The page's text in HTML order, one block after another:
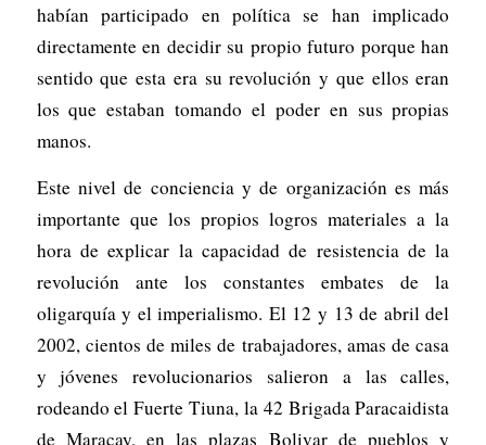
habían participado en política se han implicado
directamente en decidir su propio futuro porque han
sentido que esta era su revolución y que ellos eran
los que estaban tomando el poder en sus propias
manos.
Este nivel de conciencia y de organización es más
importante que los propios logros materiales a la
hora de explicar la capacidad de resistencia de la
revolución ante los constantes embates de la
oligarquía y el imperialismo. El 12 y 13 de abril del
2002, cientos de miles de trabajadores, amas de casa
y jóvenes revolucionarios salieron a las calles,
rodeando el Fuerte Tiuna, la 42 Brigada Paracaidista
de Maracay, en las plazas Bolivar de pueblos y